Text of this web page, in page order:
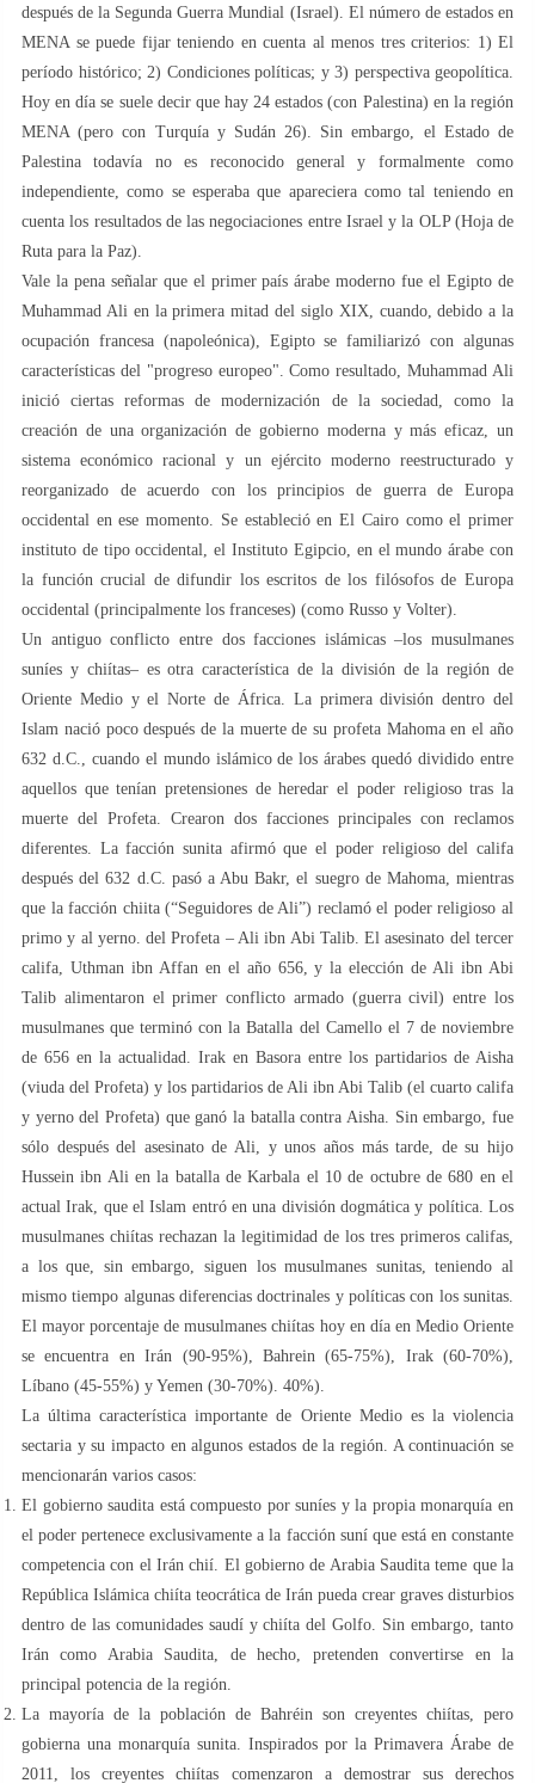
después de la Segunda Guerra Mundial (Israel). El número de estados en
MENA se puede fijar teniendo en cuenta al menos tres criterios: 1) El
período histórico; 2) Condiciones políticas; y 3) perspectiva geopolítica.
Hoy en día se suele decir que hay 24 estados (con Palestina) en la región
MENA (pero con Turquía y Sudán 26). Sin embargo, el Estado de
Palestina todavía no es reconocido general y formalmente como
independiente, como se esperaba que apareciera como tal teniendo en
cuenta los resultados de las negociaciones entre Israel y la OLP (Hoja de
Ruta para la Paz).
Vale la pena señalar que el primer país árabe moderno fue el Egipto de
Muhammad Ali en la primera mitad del siglo XIX, cuando, debido a la
ocupación francesa (napoleónica), Egipto se familiarizó con algunas
características del "progreso europeo". Como resultado, Muhammad Ali
inició ciertas reformas de modernización de la sociedad, como la
creación de una organización de gobierno moderna y más eficaz, un
sistema económico racional y un ejército moderno reestructurado y
reorganizado de acuerdo con los principios de guerra de Europa
occidental en ese momento. Se estableció en El Cairo como el primer
instituto de tipo occidental, el Instituto Egipcio, en el mundo árabe con
la función crucial de difundir los escritos de los filósofos de Europa
occidental (principalmente los franceses) (como Russo y Volter).
Un antiguo conflicto entre dos facciones islámicas –los musulmanes
suníes y chiítas– es otra característica de la división de la región de
Oriente Medio y el Norte de África. La primera división dentro del
Islam nació poco después de la muerte de su profeta Mahoma en el año
632 d.C., cuando el mundo islámico de los árabes quedó dividido entre
aquellos que tenían pretensiones de heredar el poder religioso tras la
muerte del Profeta. Crearon dos facciones principales con reclamos
diferentes. La facción sunita afirmó que el poder religioso del califa
después del 632 d.C. pasó a Abu Bakr, el suegro de Mahoma, mientras
que la facción chiita (“Seguidores de Ali”) reclamó el poder religioso al
primo y al yerno. del Profeta – Ali ibn Abi Talib. El asesinato del tercer
califa, Uthman ibn Affan en el año 656, y la elección de Ali ibn Abi
Talib alimentaron el primer conflicto armado (guerra civil) entre los
musulmanes que terminó con la Batalla del Camello el 7 de noviembre
de 656 en la actualidad. Irak en Basora entre los partidarios de Aisha
(viuda del Profeta) y los partidarios de Ali ibn Abi Talib (el cuarto califa
y yerno del Profeta) que ganó la batalla contra Aisha. Sin embargo, fue
sólo después del asesinato de Ali, y unos años más tarde, de su hijo
Hussein ibn Ali en la batalla de Karbala el 10 de octubre de 680 en el
actual Irak, que el Islam entró en una división dogmática y política. Los
musulmanes chiítas rechazan la legitimidad de los tres primeros califas,
a los que, sin embargo, siguen los musulmanes sunitas, teniendo al
mismo tiempo algunas diferencias doctrinales y políticas con los sunitas.
El mayor porcentaje de musulmanes chiítas hoy en día en Medio Oriente
se encuentra en Irán (90-95%), Bahrein (65-75%), Irak (60-70%),
Líbano (45-55%) y Yemen (30-70%). 40%).
La última característica importante de Oriente Medio es la violencia
sectaria y su impacto en algunos estados de la región. A continuación se
mencionarán varios casos:
El gobierno saudita está compuesto por suníes y la propia monarquía en
el poder pertenece exclusivamente a la facción suní que está en constante
competencia con el Irán chií. El gobierno de Arabia Saudita teme que la
República Islámica chiíta teocrática de Irán pueda crear graves disturbios
dentro de las comunidades saudí y chiíta del Golfo. Sin embargo, tanto
Irán como Arabia Saudita, de hecho, pretenden convertirse en la
principal potencia de la región.
La mayoría de la población de Bahréin son creyentes chiítas, pero
gobierna una monarquía sunita. Inspirados por la Primavera Árabe de
2011, los creyentes chiítas comenzaron a demostrar sus derechos